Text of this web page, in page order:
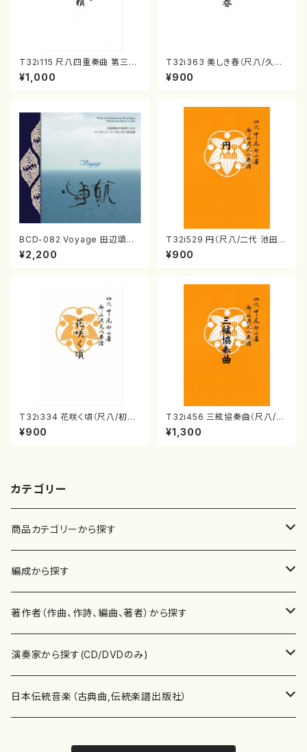
T32i115 尺八四重奏曲 第三番
衆籟（尺八/初代 山本邦山/尺
八/都山式譜）都山流公刊楽譜曲
¥1,000
T32i363 美しき春（尺八/久本
玄智/楽譜）都山流公刊楽譜曲
番:2068
¥900
BCD-082 Voyage 田辺頌山
の演奏によるマーティン・リーガ
ン尺八作品集（田辺頌山/マーテ
¥2,200
T32i529 円（尺八/二代 池田静
山/楽譜）都山流公刊楽譜曲番:2
238
¥900
T32i334 花咲く頃（尺八/初代
山川園松/楽譜）都山流公刊楽譜
曲番:2037
¥900
T32i456 三絃協奏曲（尺八/中
能島欣一/楽譜）都山流公刊楽譜
曲番:2164
¥1,300
カテゴリー
商品カテゴリーから探す
楽譜
書籍
書籍
テキストブック
CD・DVD
チケット
編成から探す
邦楽器
箏・琴（ソロ）
箏・琴（合奏）
合唱
混声合唱
歌・声
著作者（作曲、作詩、編曲、著者）から探す
あ行
青木省三(アオキ ショウゾウ)
か行
演奏家から探す(CD/DVDのみ)
邦楽（箏、三味線、尺八等）演奏家
日本伝統音楽（古典曲,伝統楽譜出版社）